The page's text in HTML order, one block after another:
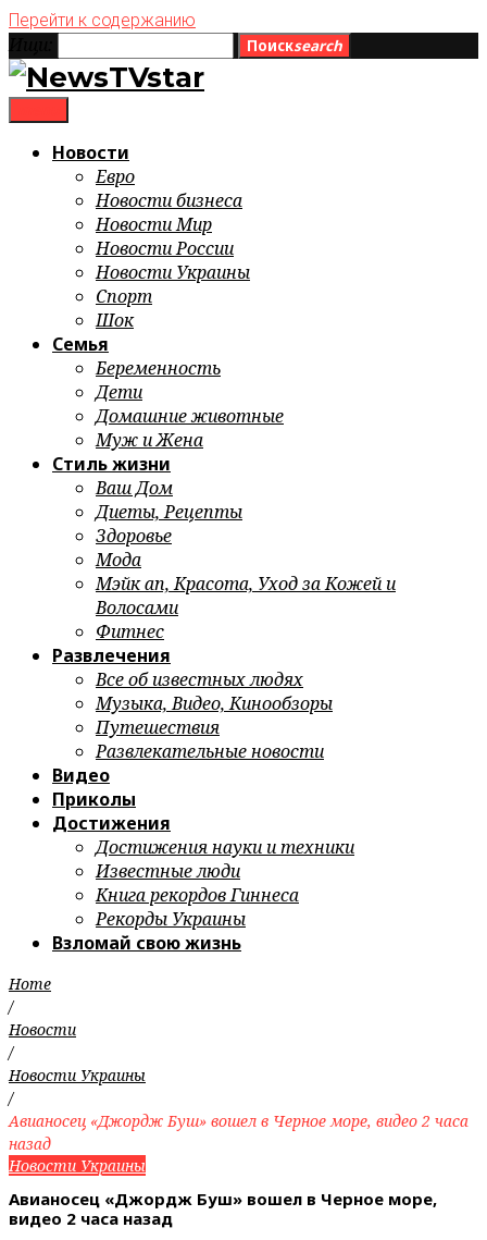
Перейти к содержанию
Поискsearch
Новости
Евро
Новости бизнеса
Новости Мир
Новости России
Новости Украины
Спорт
Шок
Семья
Беременность
Дети
Домашние животные
Муж и Жена
Стиль жизни
Ваш Дом
Диеты, Рецепты
Здоровье
Мода
Мэйк ап, Красота, Уход за Кожей и
Волосами
Фитнес
Развлечения
Все об известных людях
Музыка, Видео, Кинообзоры
Путешествия
Развлекательные новости
Видео
Приколы
Достижения
Достижения науки и техники
Известные люди
Книга рекордов Гиннеса
Рекорды Украины
Взломай свою жизнь
Home
/
Новости
/
Новости Украины
/
Авианосец «Джордж Буш» вошел в Черное море, видео 2 часа
назад
Новости Украины
Авианосец «Джордж Буш» вошел в Черное море,
видео 2 часа назад